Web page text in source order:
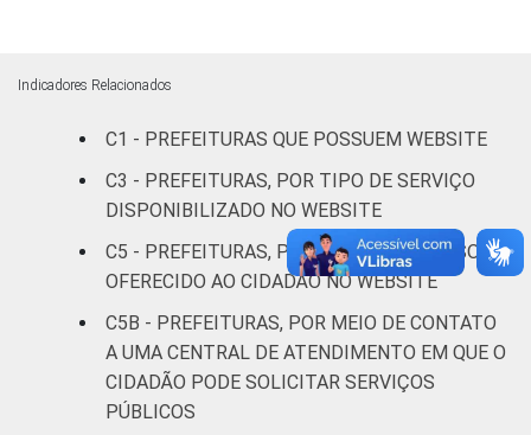
até 500
habitantes
59 37
Mais de
500 mil
68 22 9
Fonte: CGI.br/NIC.br, Centro Regional de
Estudos para o Desenvolvimento da
Sociedade da Informação (Cetic.br),
Indicadores Relacionados
C1 - PREFEITURAS QUE POSSUEM WEBSITE
C3 - PREFEITURAS, POR TIPO DE SERVIÇO
DISPONIBILIZADO NO WEBSITE
C5 - PREFEITURAS, POR TIPO DE RECURSO
OFERECIDO AO CIDADÃO NO WEBSITE
C5B - PREFEITURAS, POR MEIO DE CONTATO
A UMA CENTRAL DE ATENDIMENTO EM QUE O
CIDADÃO PODE SOLICITAR SERVIÇOS
PÚBLICOS